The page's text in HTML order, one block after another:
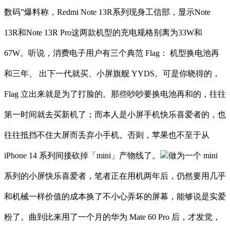
数码”爆料称，Redmi Note 13R系列现身工信部，显示Note
13R和Note 13R Pro这两款机型的充电规格别离为33W和
67W。听说，消费电子用户有三个典范 Flag： 机型换电池再
和三年、 出下一代就买、小屏旗舰 YYDS。可是你晓得的，
Flag 立出来就是为了打脸的。那些吵吵要换电池再和的，往往
第一时间就去买新机了；而本人是小屏手机快乐喜爱者的，也
往往抵挡不住大屏而丢弃小手机。否则，苹果也不至于从
iPhone 14 系列间接砍掉「mini」产物线了。 做为一个 mini
系列的小屏快乐喜爱者，笔者正在用机两年后，仍然要用几乎
和机械一样价值的成本换了不小心弄坏的屏幕，能够说是实爱
粉了。曲到比来用了一个月的华为 Mate 60 Pro 后，才发觉，